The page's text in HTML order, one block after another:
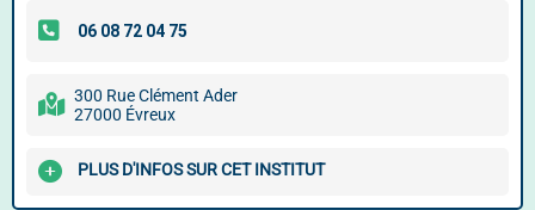
300 Rue Clément Ader
27000 Évreux
PLUS D'INFOS SUR CET INSTITUT